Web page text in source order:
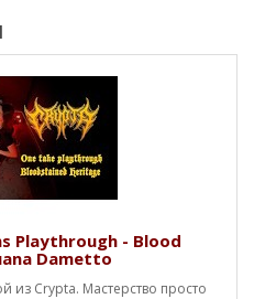
Playthrough - Blood
Dametto
Crypta. Мастерство просто